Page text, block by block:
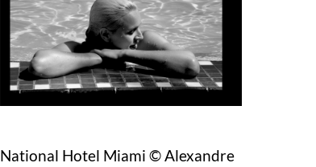
National Hotel Miami © Alexandre